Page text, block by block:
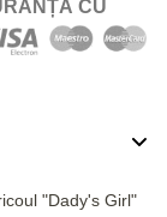
CU
"Dady's Girl"